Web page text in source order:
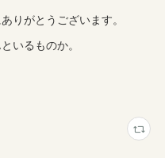
りがとうございます。
いるものか。